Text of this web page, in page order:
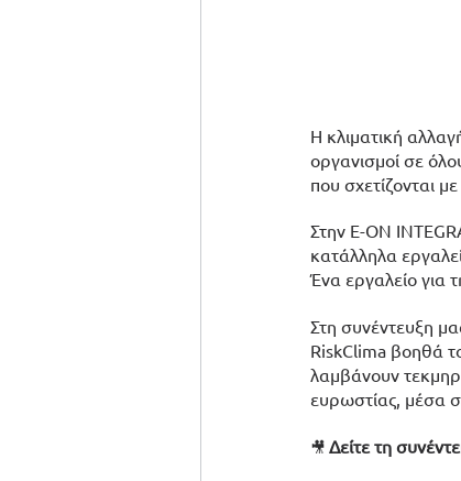
Η κλιματική
οργανισμοί σε
που σχετίζονται
Στην E-ON
κατάλληλα
Ένα εργαλείο για
Στη συνέντευξη
RiskClima βοηθά
λαμβάνουν
ευρωστίας, μέσα
🎥 Δείτε τη